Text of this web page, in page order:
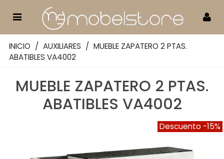
INICIO / AUXILIARES / MUEBLE ZAPATERO 2 PTAS.
ABATIBLES VA4002
MUEBLE ZAPATERO 2 PTAS.
ABATIBLES VA4002
Descuento -15%